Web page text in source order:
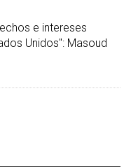
e intereses
Unidos": Masoud